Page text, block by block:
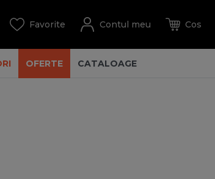
OFERTE CATALOAGE